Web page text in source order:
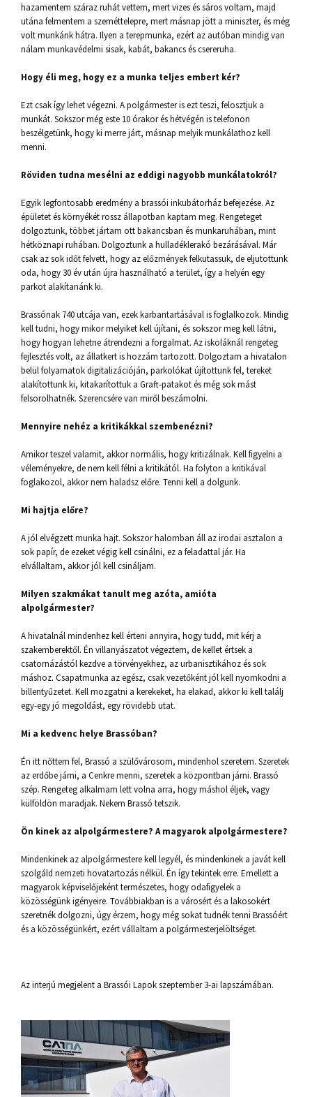
hazamentem száraz ruhát vettem, mert vizes és sáros voltam, majd
utána felmentem a szeméttelepre, mert másnap jött a miniszter, és még
volt munkánk hátra. Ilyen a terepmunka, ezért az autóban mindig van
nálam munkavédelmi sisak, kabát, bakancs és csereruha.
Hogy éli meg, hogy ez a munka teljes embert kér?
Ezt csak így lehet végezni. A polgármester is ezt teszi, felosztjuk a
munkát. Sokszor még este 10 órakor és hétvégén is telefonon
beszélgetünk, hogy ki merre járt, másnap melyik munkálathoz kell
menni.
Röviden tudna mesélni az eddigi nagyobb munkálatokról?
Egyik legfontosabb eredmény a brassói inkubátorház befejezése. Az
épületet és környékét rossz állapotban kaptam meg. Rengeteget
dolgoztunk, többet jártam ott bakancsban és munkaruhában, mint
hétköznapi ruhában. Dolgoztunk a hulladéklerakó bezárásával. Már
csak az sok időt felvett, hogy az előzmények felkutassuk, de eljutottunk
oda, hogy 30 év után újra használható a terület, így a helyén egy
parkot alakítanánk ki.
Brassónak 740 utcája van, ezek karbantartásával is foglalkozok. Mindig
kell tudni, hogy mikor melyiket kell újítani, és sokszor meg kell látni,
hogy hogyan lehetne átrendezni a forgalmat. Az iskoláknál rengeteg
fejlesztés volt, az állatkert is hozzám tartozott. Dolgoztam a hivatalon
belül folyamatok digitalizációján, parkolókat újítottunk fel, tereket
alakítottunk ki, kitakarítottuk a Graft-patakot és még sok mást
felsorolhatnék. Szerencsére van miről beszámolni.
Mennyire nehéz a kritikákkal szembenézni?
Amikor teszel valamit, akkor normális, hogy kritizálnak. Kell figyelni a
véleményekre, de nem kell félni a kritikától. Ha folyton a kritikával
foglakozol, akkor nem haladsz előre. Tenni kell a dolgunk.
Mi hajtja előre?
A jól elvégzett munka hajt. Sokszor halomban áll az irodai asztalon a
sok papír, de ezeket végig kell csinálni, ez a feladattal jár. Ha
elvállaltam, akkor jól kell csináljam.
Milyen szakmákat tanult meg azóta, amióta
alpolgármester?
A hivatalnál mindenhez kell érteni annyira, hogy tudd, mit kérj a
szakemberektől. Én villanyászatot végeztem, de kellet értsek a
csatornázástól kezdve a törvényekhez, az urbanisztikához és sok
máshoz. Csapatmunka az egész, csak vezetőként jól kell nyomkodni a
billentyűzetet. Kell mozgatni a kerekeket, ha elakad, akkor ki kell találj
egy-egy jó megoldást, egy rövidebb utat.
Mi a kedvenc helye Brassóban?
Én itt nőttem fel, Brassó a szülővárosom, mindenhol szeretem. Szeretek
az erdőbe járni, a Cenkre menni, szeretek a központban járni. Brassó
szép. Rengeteg alkalmam lett volna arra, hogy máshol éljek, vagy
külföldön maradjak. Nekem Brassó tetszik.
Ön kinek az alpolgármestere? A magyarok alpolgármestere?
Mindenkinek az alpolgármestere kell legyél, és mindenkinek a javát kell
szolgáld nemzeti hovatartozás nélkül. Én így tekintek erre. Emellett a
magyarok képviselőjeként természetes, hogy odafigyelek a
közösségünk igényeire. Továbbiakban is a városért és a lakosokért
szeretnék dolgozni, úgy érzem, hogy még sokat tudnék tenni Brassóért
és a közösségünkért, ezért vállaltam a polgármesterjelöltséget.
Az interjú megjelent a Brassói Lapok szeptember 3-ai lapszámában.